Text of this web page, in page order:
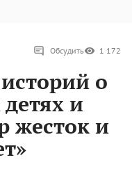
Обсудить 1 172
о
и
жесток и